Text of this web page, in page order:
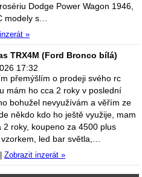
Dodge Power Wagon 1946,
modely s…
»
TRX4M (Ford Bronco bílá)
17:32
přemýšlím o prodeji svého rc
mám ho cca 2 roky v poslední
bohužel nevyužívám a věřím ze
někdo kdo ho ještě využije, mam
2 roky, koupeno za 4500 plus
led bar světla,…
Zobrazit inzerát »